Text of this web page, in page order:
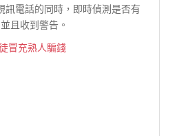
訊電話的同時，即時偵測是否有
且收到警告。
冒充熟人騙錢